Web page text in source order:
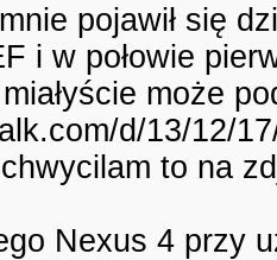
pojawił się
i w połowie
może
d/13/12/
to na
Nexus 4 przy